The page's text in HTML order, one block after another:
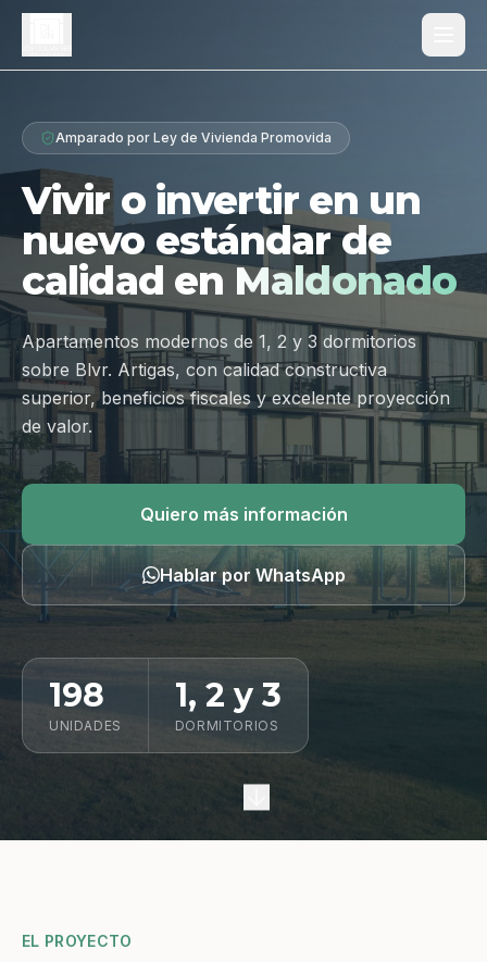
Proyecto
Diferenciales
Tipologías
Galería
Ubicación
Contacto
Hablar por WhatsApp
Amparado por Ley de Vivienda Promovida
Vivir o invertir en un
nuevo estándar de
calidad en Maldonado
Apartamentos modernos de 1, 2 y 3 dormitorios
sobre Blvr. Artigas, con calidad constructiva
superior, beneficios fiscales y excelente proyección
de valor.
Quiero más información
Hablar por WhatsApp
198
UNIDADES
1, 2 y 3
DORMITORIOS
EL PROYECTO